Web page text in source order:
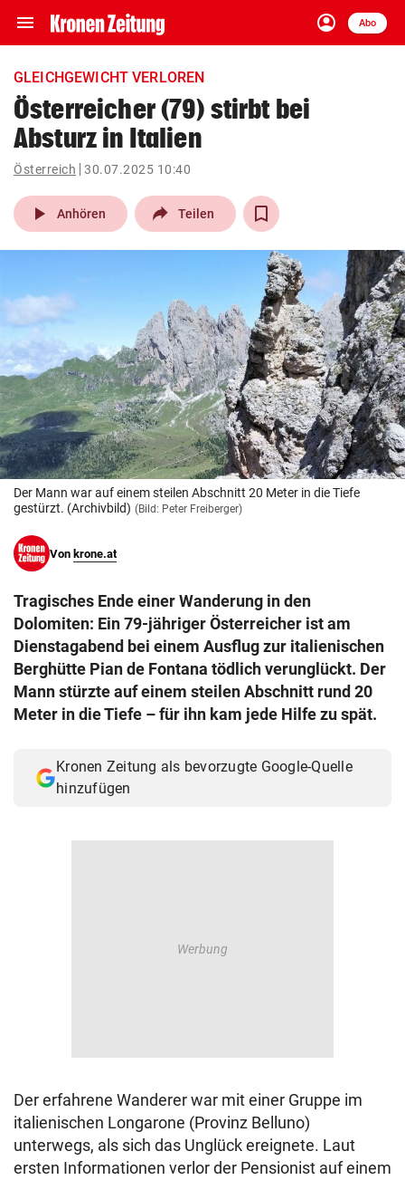
menu Navigation
ein-/ausklappen
account_circle
Anmelden
Abo
close Schließen
account_circle Anmelden
pin_drop
Wien arrow_right
bookmark
search
Suchbegriff
eingeben
© Krone Multimedia GmbH & Co KG 2026
Muthgasse 2, 1190 Wien
GLEICHGEWICHT VERLOREN
Österreicher (79) stirbt bei
Absturz in Italien
Österreich 30.07.2025 10:40
play_arrow Anhören Teilen
Der Mann war auf einem steilen Abschnitt 20 Meter in die Tiefe
gestürzt. (Archivbild) (Bild: Peter Freiberger)
Von krone.at
Tragisches Ende einer Wanderung in den
Dolomiten: Ein 79-jähriger Österreicher ist am
Dienstagabend bei einem Ausflug zur italienischen
Berghütte Pian de Fontana tödlich verunglückt. Der
Mann stürzte auf einem steilen Abschnitt rund 20
Meter in die Tiefe – für ihn kam jede Hilfe zu spät.
Kronen Zeitung als bevorzugte Google-Quelle
hinzufügen
Der erfahrene Wanderer war mit einer Gruppe im
italienischen Longarone (Provinz Belluno)
unterwegs, als sich das Unglück ereignete. Laut
ersten Informationen verlor der Pensionist auf einem